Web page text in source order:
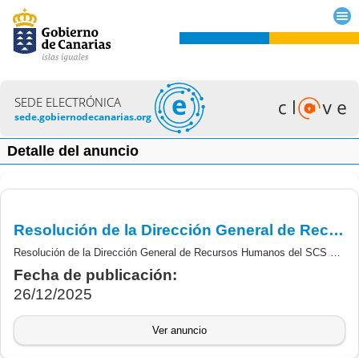
SEDE ELECTRÓNICA
sede.gobiernodecanarias.org
Detalle del anuncio
Resolución de la Dirección General de Recursos Humanos del SCS que resuelve elevar a la Dirección del Servicio Canario de la Salud la Propuesta de Nombramiento de Técnica/o Titulada/o Superior Psicología.
Resolución de la Dirección General de Recursos Humanos del SCS que resuelve elevar a la Dirección del Servicio Canario de la Salud la Propuesta de Nombramiento de Técnica/o Titulada/o Superior Psicología.
Fecha de publicación:
26/12/2025
Ver anuncio